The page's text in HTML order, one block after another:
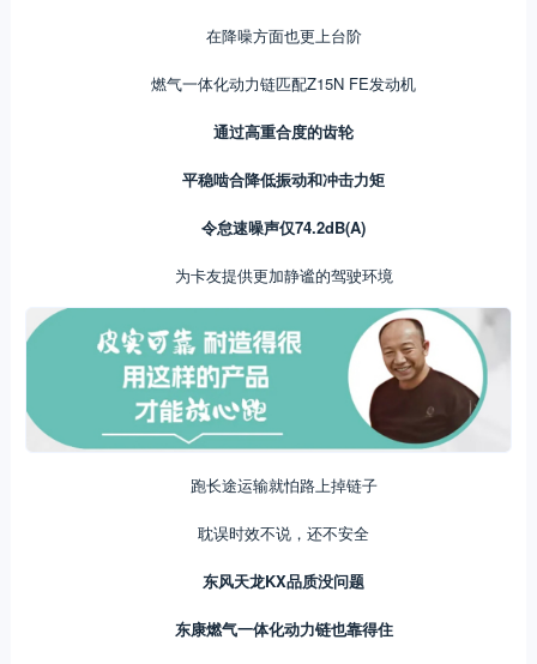
在降噪方面也更上台阶
燃气一体化动力链匹配Z15N FE发动机
通过高重合度的齿轮
平稳啮合降低振动和冲击力矩
令怠速噪声仅74.2dB(A)
为卡友提供更加静谧的驾驶环境
跑长途运输就怕路上掉链子
耽误时效不说，还不安全
东风天龙KX品质没问题
东康燃气一体化动力链也靠得住